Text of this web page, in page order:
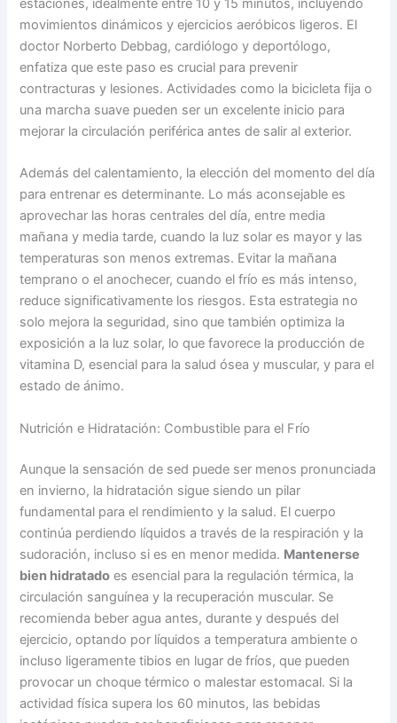
estaciones, idealmente entre 10 y 15 minutos, incluyendo
movimientos dinámicos y ejercicios aeróbicos ligeros. El
doctor Norberto Debbag, cardiólogo y deportólogo,
enfatiza que este paso es crucial para prevenir
contracturas y lesiones. Actividades como la bicicleta fija o
una marcha suave pueden ser un excelente inicio para
mejorar la circulación periférica antes de salir al exterior.
Además del calentamiento, la elección del momento del día
para entrenar es determinante. Lo más aconsejable es
aprovechar las horas centrales del día, entre media
mañana y media tarde, cuando la luz solar es mayor y las
temperaturas son menos extremas. Evitar la mañana
temprano o el anochecer, cuando el frío es más intenso,
reduce significativamente los riesgos. Esta estrategia no
solo mejora la seguridad, sino que también optimiza la
exposición a la luz solar, lo que favorece la producción de
vitamina D, esencial para la salud ósea y muscular, y para el
estado de ánimo.
Nutrición e Hidratación: Combustible para el Frío
Aunque la sensación de sed puede ser menos pronunciada
en invierno, la hidratación sigue siendo un pilar
fundamental para el rendimiento y la salud. El cuerpo
continúa perdiendo líquidos a través de la respiración y la
sudoración, incluso si es en menor medida. Mantenerse
bien hidratado es esencial para la regulación térmica, la
circulación sanguínea y la recuperación muscular. Se
recomienda beber agua antes, durante y después del
ejercicio, optando por líquidos a temperatura ambiente o
incluso ligeramente tibios en lugar de fríos, que pueden
provocar un choque térmico o malestar estomacal. Si la
actividad física supera los 60 minutos, las bebidas